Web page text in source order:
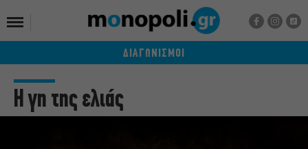
ΔΙΑΓΩΝΙΣΜΟΙ
Η γη της ελιάς